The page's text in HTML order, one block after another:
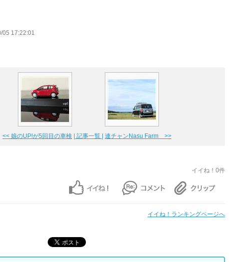
05 17:22:01
<< 娘のUP!が5回目の車検 | 記事一覧 | 連チャンNasu Farm >>
イイね！0件
イイね！ランキングページへ